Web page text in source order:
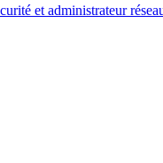
et administrateur